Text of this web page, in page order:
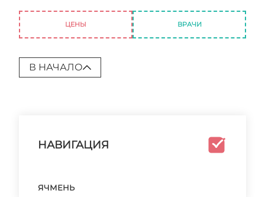
ЦЕНЫ ВРАЧИ
В НАЧАЛО
НАВИГАЦИЯ
ЯЧМЕНЬ